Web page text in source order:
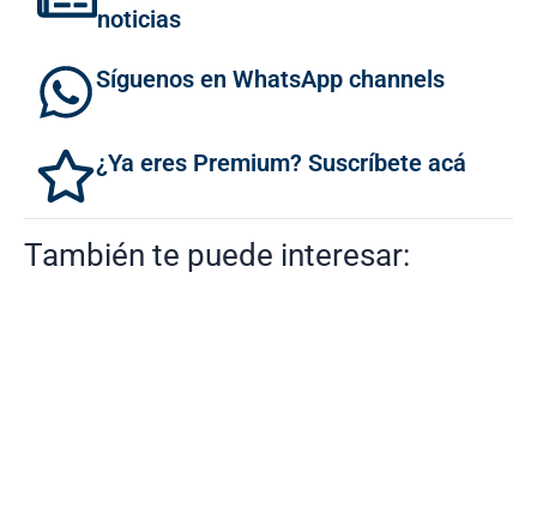
noticias
Síguenos en WhatsApp channels
¿Ya eres Premium? Suscríbete acá
También te puede interesar: